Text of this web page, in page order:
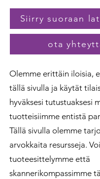
Siirry suoraan
ota
Olemme erittäin iloisia,
tällä sivulla ja käytät
hyväksesi tutustuaksesi
tuotteisiimme entistä
Tällä sivulla olemme
arvokkaita resursseja.
tuoteesittelymme että
skannerikompassimme